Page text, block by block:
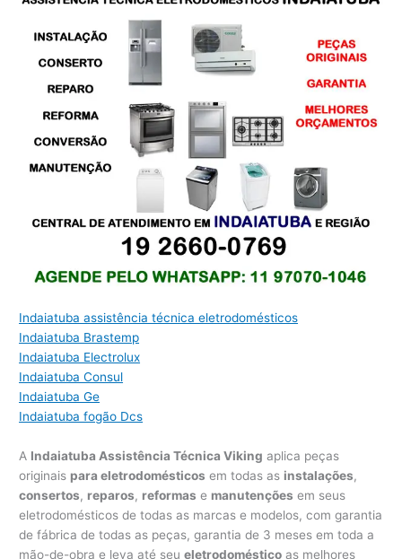
Indaiatuba assistência técnica eletrodomésticos
Indaiatuba Brastemp
Indaiatuba Electrolux
Indaiatuba Consul
Indaiatuba Ge
Indaiatuba fogão Dcs
A Indaiatuba Assistência Técnica Viking aplica peças
originais para eletrodomésticos em todas as instalações,
consertos, reparos, reformas e manutenções em seus
eletrodomésticos de todas as marcas e modelos, com garantia
de fábrica de todas as peças, garantia de 3 meses em toda a
mão-de-obra e leva até seueletrodoméstico as melhores